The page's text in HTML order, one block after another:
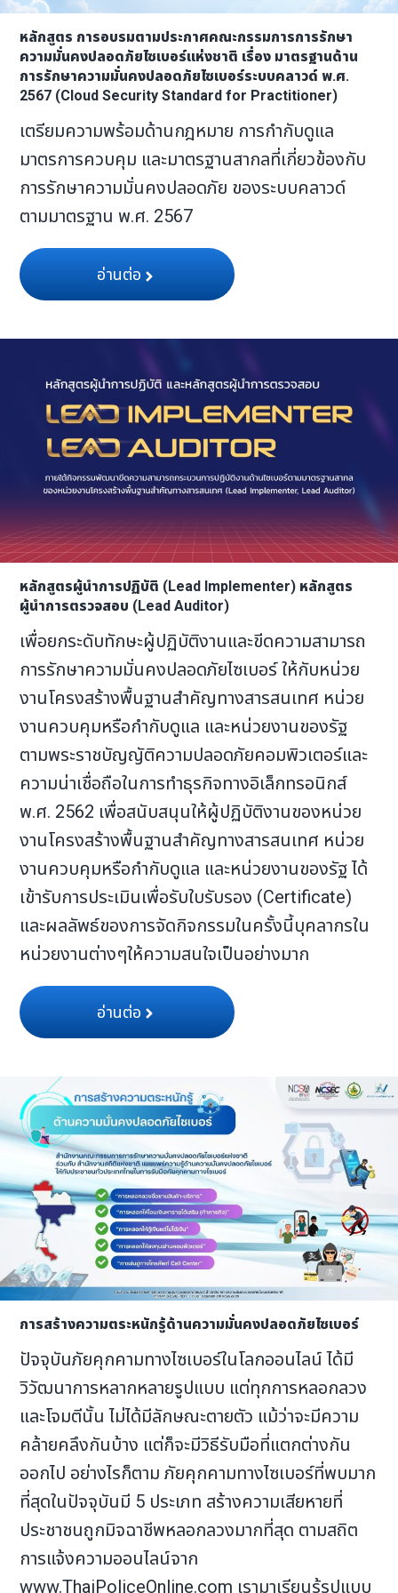
หลักสูตร การอบรมตามประกาศคณะกรรมการการรักษา
ความมั่นคงปลอดภัยไซเบอร์แห่งชาติ เรื่อง มาตรฐานด้าน
การรักษาความมั่นคงปลอดภัยไซเบอร์ระบบคลาวด์ พ.ศ.
2567 (Cloud Security Standard for Practitioner)
เตรียมความพร้อมด้านกฎหมาย การกำกับดูแล
มาตรการควบคุม และมาตรฐานสากลที่เกี่ยวข้องกับ
การรักษาความมั่นคงปลอดภัย ของระบบคลาวด์
ตามมาตรฐาน พ.ศ. 2567
อ่านต่อ
หลักสูตรผู้นำการปฏิบัติ (Lead Implementer) หลักสูตร
ผู้นำการตรวจสอบ (Lead Auditor)
เพื่อยกระดับทักษะผู้ปฏิบัติงานและขีดความสามารถ
การรักษาความมั่นคงปลอดภัยไซเบอร์ ให้กับหน่วย
งานโครงสร้างพื้นฐานสำคัญทางสารสนเทศ หน่วย
งานควบคุมหรือกำกับดูแล และหน่วยงานของรัฐ
ตามพระราชบัญญัติความปลอดภัยคอมพิวเตอร์และ
ความน่าเชื่อถือในการทำธุรกิจทางอิเล็กทรอนิกส์
พ.ศ. 2562 เพื่อสนับสนุนให้ผู้ปฏิบัติงานของหน่วย
งานโครงสร้างพื้นฐานสำคัญทางสารสนเทศ หน่วย
งานควบคุมหรือกำกับดูแล และหน่วยงานของรัฐ ได้
เข้ารับการประเมินเพื่อรับใบรับรอง (Certificate)
และผลลัพธ์ของการจัดกิจกรรมในครั้งนี้บุคลากรใน
หน่วยงานต่างๆให้ความสนใจเป็นอย่างมาก
อ่านต่อ
การสร้างความตระหนักรู้ด้านความมั่นคงปลอดภัยไซเบอร์
ปัจจุบันภัยคุกคามทางไซเบอร์ในโลกออนไลน์ ได้มี
วิวัฒนาการหลากหลายรูปแบบ แต่ทุกการหลอกลวง
และโจมตีนั้น ไม่ได้มีลักษณะตายตัว แม้ว่าจะมีความ
คล้ายคลึงกันบ้าง แต่ก็จะมีวิธีรับมือที่แตกต่างกัน
ออกไป อย่างไรก็ตาม ภัยคุกคามทางไซเบอร์ที่พบมาก
ที่สุดในปัจจุบันมี 5 ประเภท สร้างความเสียหายที่
ประชาชนถูกมิจฉาชีพหลอกลวงมากที่สุด ตามสถิต
การแจ้งความออนไลน์จาก
www.ThaiPoliceOnline.com เรามาเรียนรู้รูปแบบ